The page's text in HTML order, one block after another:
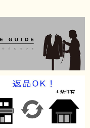
【ma couleur／マクルール】ハイゲージトリコットVガゼットタンク（ブラウン）
も丁寧。又、お世話になり
とうございました。
でございます。 ブラ
げいただくならたくさん
がとうございました。